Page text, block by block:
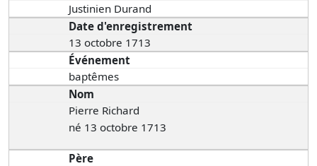
Justinien Durand
Date d'enregistrement
13 octobre 1713
Événement
baptêmes
Nom
Pierre Richard
né 13 octobre 1713
Père